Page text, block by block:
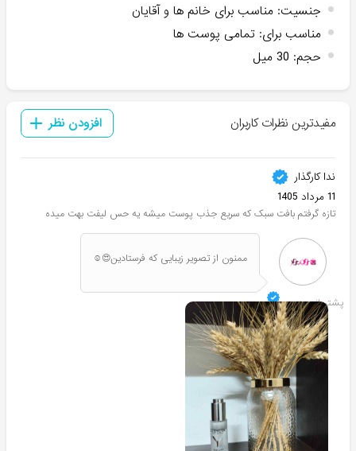
جنسیت: مناسب برای خانم ها و آقایان
مناسب برای: تمامی پوست ها
حجم: 30 میل
مفیدترین نظرات کاربران افزودن نظر
ندا کارگذار
11 مرداد 1405
تازه گرفتم بافت سبک که سریع جذب پوست میشه یه حس لیفت بهت میده
پشتیبانی هومهر
ممنون از تصویر زیبایی که فرستادین😍☺️